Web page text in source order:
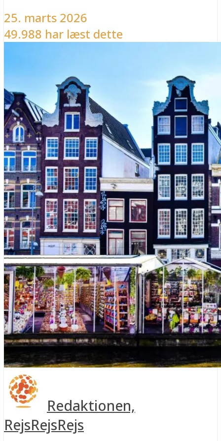
25. marts 2026
49.988 har læst dette
Redaktionen,
RejsRejsRejs